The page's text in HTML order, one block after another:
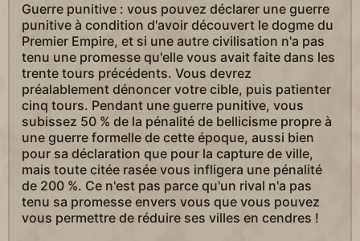
Guerre punitive : vous pouvez déclarer une guerre
punitive à condition d'avoir découvert le dogme du
Premier Empire, et si une autre civilisation n'a pas
tenu une promesse qu'elle vous avait faite dans les
trente tours précédents. Vous devrez
préalablement dénoncer votre cible, puis patienter
cinq tours. Pendant une guerre punitive, vous
subissez 50 % de la pénalité de bellicisme propre à
une guerre formelle de cette époque, aussi bien
pour sa déclaration que pour la capture de ville,
mais toute citée rasée vous infligera une pénalité
de 200 %. Ce n'est pas parce qu'un rival n'a pas
tenu sa promesse envers vous que vous pouvez
vous permettre de réduire ses villes en cendres !